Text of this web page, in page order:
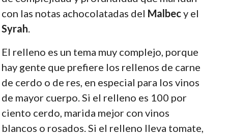
con las notas achocolatadas del Malbecy el
Syrah
El relleno es un tema muy complejo, porque
hay gente que prefiere los rellenos de carne
de cerdo o de res, en especial para los vinos
de mayor cuerpo. Si el relleno es 100 por
ciento cerdo, marida mejor con vinos
blancos o rosados. Si el relleno lleva tomate,